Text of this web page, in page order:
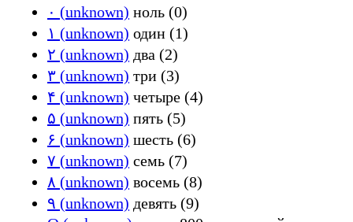
۰ (unknown) ноль (0)
۱ (unknown) один (1)
۲ (unknown) два (2)
۳ (unknown) три (3)
۴ (unknown) четыре (4)
۵ (unknown) пять (5)
۶ (unknown) шесть (6)
۷ (unknown) семь (7)
۸ (unknown) восемь (8)
۹ (unknown) девять (9)